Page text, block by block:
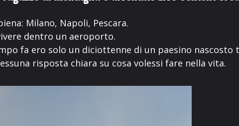
Milano, Napoli, Pescara.
dentro un aeroporto.
fa ero solo un diciottenne di un paesino nascosto
risposta chiara su cosa volessi fare nella vita.